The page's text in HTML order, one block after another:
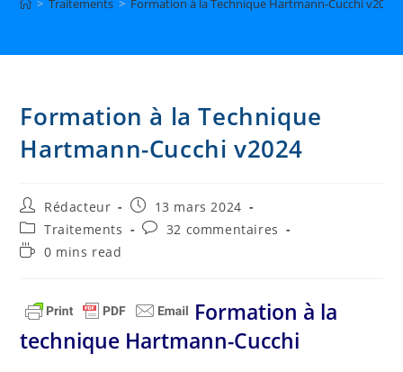
> Traitements > Formation à la Technique Hartmann-Cucchi v2024
Formation à la Technique
Hartmann-Cucchi v2024
Auteur/autrice
de
la
publication :
Rédacteur
Publication
publiée :
13 mars 2024
Post
category:
Traitements
Commentaires
32 commentaires
Temps0 mins read
Formation à la
technique Hartmann-Cucchi